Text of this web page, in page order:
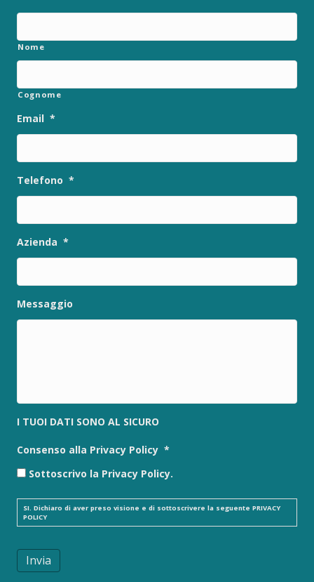
Nome
Cognome
Email *
Telefono *
Azienda *
Messaggio
I TUOI DATI SONO AL SICURO
Consenso alla Privacy Policy *
Sottoscrivo la Privacy Policy.
SI. Dichiaro di aver preso visione e di sottoscrivere la seguente PRIVACY
POLICY
Invia